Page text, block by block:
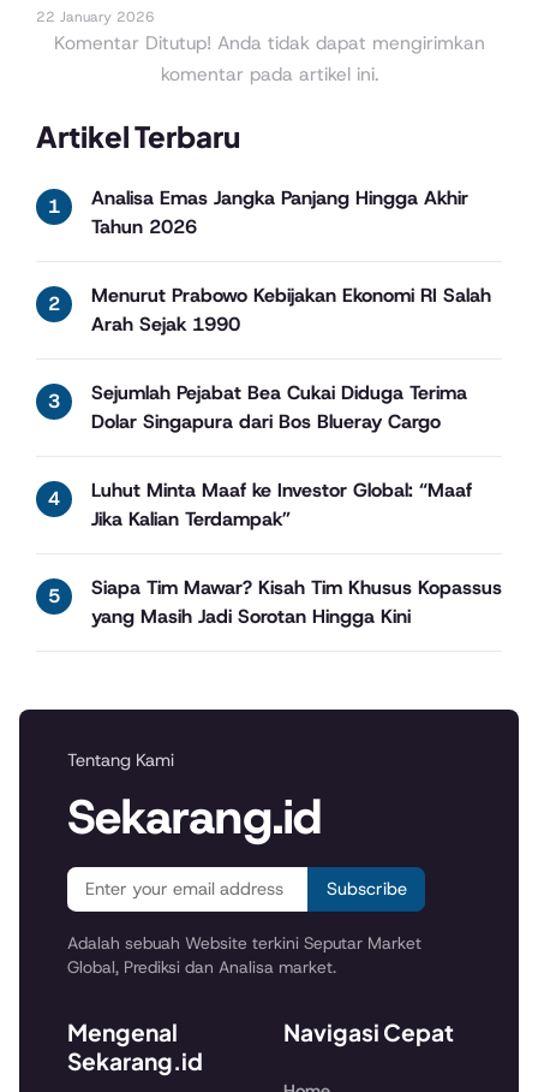
Artikel Terbaru
Analisa Emas Jangka Panjang Hingga Akhir
Tahun 2026
Menurut Prabowo Kebijakan Ekonomi RI Salah
Arah Sejak 1990
Sejumlah Pejabat Bea Cukai Diduga Terima
Dolar Singapura dari Bos Blueray Cargo
Luhut Minta Maaf ke Investor Global: “Maaf
Jika Kalian Terdampak”
Siapa Tim Mawar? Kisah Tim Khusus Kopassus
yang Masih Jadi Sorotan Hingga Kini
22 January 2026
Komentar Ditutup! Anda tidak dapat mengirimkan
komentar pada artikel ini.
Tentang Kami
Sekarang.id
Subscribe
Adalah sebuah Website terkini Seputar Market
Global, Prediksi dan Analisa market.
Mengenal
Sekarang.id
Navigasi Cepat